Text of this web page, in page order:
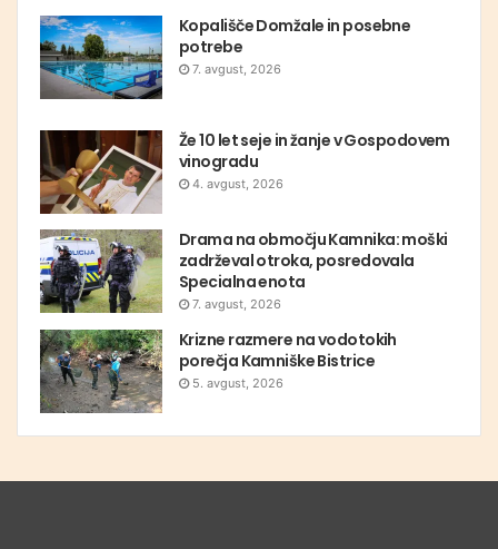
Kopališče Domžale in posebne
potrebe
7. avgust, 2026
Že 10 let seje in žanje v Gospodovem
vinogradu
4. avgust, 2026
Drama na območju Kamnika: moški
zadrževal otroka, posredovala
Specialna enota
7. avgust, 2026
Krizne razmere na vodotokih
porečja Kamniške Bistrice
5. avgust, 2026